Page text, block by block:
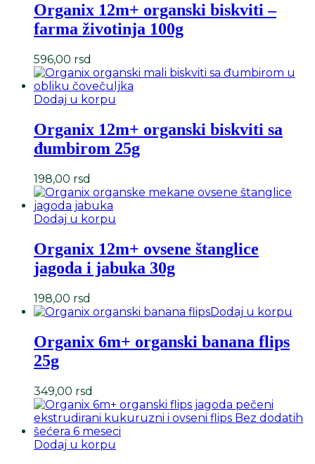
Organix 12m+ organski biskviti –
farma životinja 100g
596,00 rsd
Dodaj u korpu
Organix 12m+ organski biskviti sa
đumbirom 25g
198,00 rsd
Dodaj u korpu
Organix 12m+ ovsene štanglice
jagoda i jabuka 30g
198,00 rsd
Dodaj u korpu
Organix 6m+ organski banana flips
25g
349,00 rsd
Dodaj u korpu